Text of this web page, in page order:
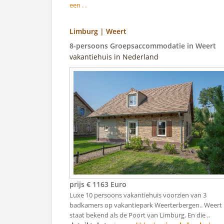
een . .
Limburg | Weert
8-persoons Groepsaccommodatie in Weert
vakantiehuis in Nederland
prijs € 1163 Euro
Luxe 10 persoons vakantiehuis voorzien van 3
badkamers op vakantiepark Weerterbergen.. Weert
staat bekend als de Poort van Limburg. En die ..